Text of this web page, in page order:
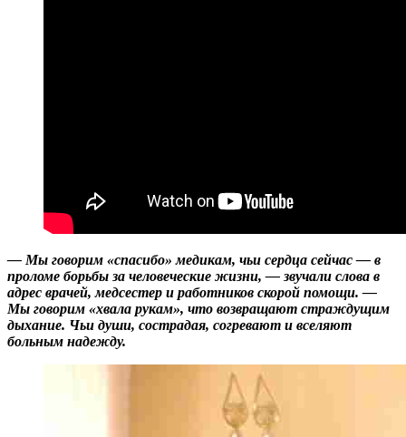
— Мы говорим «спасибо» медикам, чьи сердца сейчас — в
проломе борьбы за человеческие жизни, — звучали слова в
адрес врачей, медсестер и работников скорой помощи. —
Мы говорим «хвала рукам», что возвращают страждущим
дыхание. Чьи души, сострадая, согревают и вселяют
больным надежду.